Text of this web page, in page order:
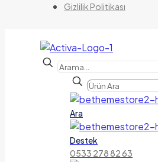
Gizlilik Politikası
Ara
Destek
0533 278 82 63